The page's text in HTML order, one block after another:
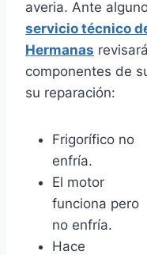
averia. Ante
servicio técnico
Hermanas
componentes de
su reparación:
Frigorífico no
enfría.
El motor
funciona pero
no enfría.
Hace